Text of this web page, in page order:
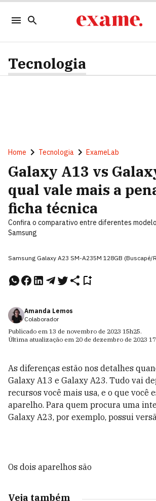
Tecnologia
Home Tecnologia ExameLab
Galaxy A13 vs
qual vale mais a
ficha técnica
Confira o comparativo entre diferentes
Samsung
Samsung Galaxy A23 SM-A235M 128GB (Buscapé/
Amanda Lemos
Colaborador
Publicado em 13 de novembro de 2023 15h25.
Última atualização em 20 de dezembro de 2023
As diferenças estão nos detalhes
Galaxy A13 e Galaxy A23. Tudo vai
recursos você mais usa, e o que você
aparelho. Para quem procura uma
Galaxy A23, por exemplo, possui
Os dois aparelhos são
Veja também